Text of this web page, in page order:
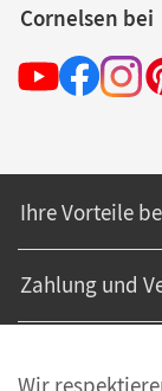
Cornelsen bei
Ihre Vorteile
Zahlung und
Wir